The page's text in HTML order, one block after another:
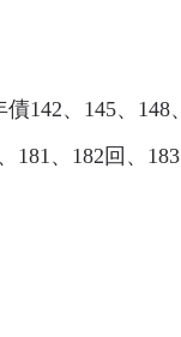
142、145、148、
181、182回、183